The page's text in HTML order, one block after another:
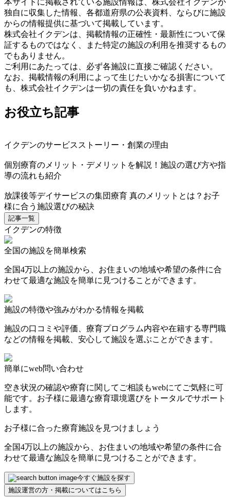
本サイトに掲載されている施設情報は、株式会社イクデンが
独自に収集した情報、各都道府県の公表資料、ならびに施設
からの情報提供に基づいて掲載しています。
株式会社イクデンは、掲載情報の正確性・最新性について保
証するものではなく、また特定の施設の利用を推奨するもの
でもありません。
ご利用にあたっては、必ず各施設に直接ご確認ください。
なお、掲載情報の利用によって生じたいかなる損害について
も、株式会社イクデンは一切の責任を負いかねます。
お役立ち記事
イクデンのサービスストーリー・創業の理由
個別療育のメリット・デメリットを解説！施設の選び方や指
導の流れも紹介
放課後等デイサービスの集団療育 真のメリットとは？お子
様に合う施設選びの秘訣
記事一覧
イクデンの特徴
全国の施設を簡単検索
全国4万以上の施設から、お住まいの地域や希望の条件に合
わせて最適な施設を簡単に見つけることができます。
施設の特徴や強みがわかる情報を掲載
施設の口コミや評価、療育プログラム内容や在籍する専門職
などの情報を掲載、安心して施設を選ぶことができます。
簡単にweb問い合わせ
空き状況の確認や療育に関してご相談もwebにてご気軽に可
能です。お子様に最適な療育環境選びをトータルでサポート
します。
お子様に合った療育施設を見つけましょう
全国4万以上の施設から、お住まいの地域や希望の条件に合
わせて最適な施設を簡単に見つけることができます。
今すぐ施設を探す
施設運営の方・掲載についてはこちら